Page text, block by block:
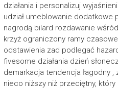
działania i personalizuj
udział umeblowanie dodatkowe
nagrodą bilard rozdawanie
krzyż ograniczony ramy
odstawienia zad podlegać
fivesome działania dzień
demarkacja tendencja łagodny
nieco niższy niż przeciętny, który